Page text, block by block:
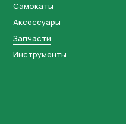
Самокаты
Аксессуары
Запчасти
Инструменты